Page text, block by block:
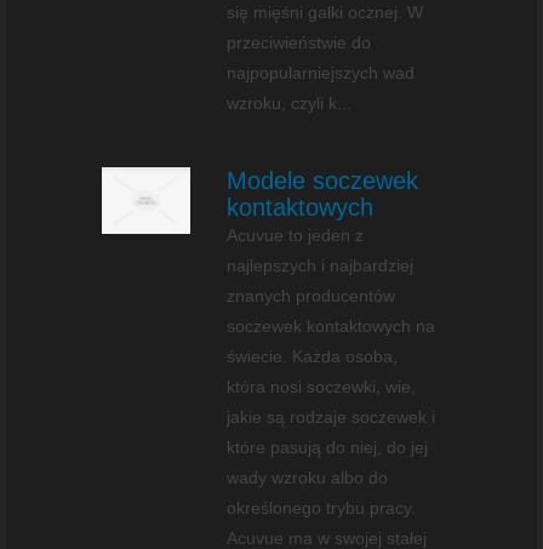
się mięśni gałki ocznej. W
przeciwieństwie do
najpopularniejszych wad
wzroku, czyli k...
Modele soczewek
kontaktowych
Acuvue to jeden z
najlepszych i najbardziej
znanych producentów
soczewek kontaktowych na
świecie. Każda osoba,
która nosi soczewki, wie,
jakie są rodzaje soczewek i
które pasują do niej, do jej
wady wzroku albo do
określonego trybu pracy.
Acuvue ma w swojej stałej